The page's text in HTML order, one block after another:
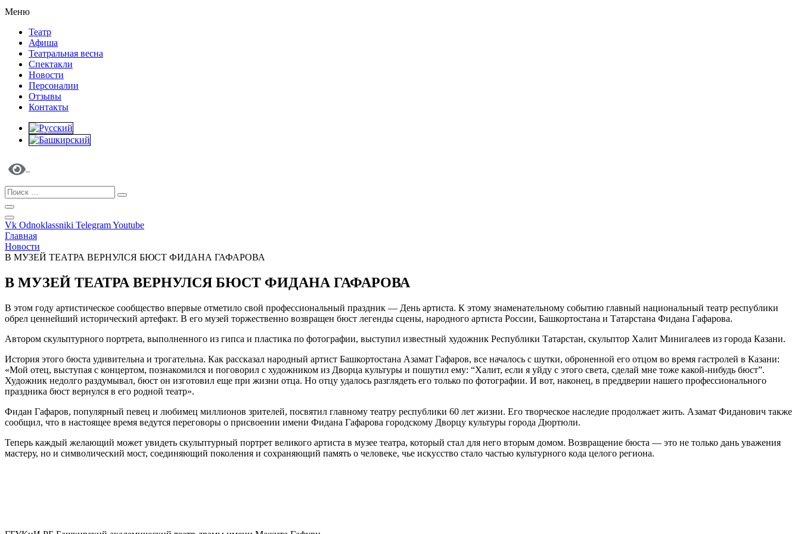
Меню
Театр
Афиша
Театральная весна
Спектакли
Новости
Персоналии
Отзывы
Контакты
Vk Odnoklassniki TelegramYoutube
Главная
Новости
В МУЗЕЙ ТЕАТРА ВЕРНУЛСЯ БЮСТ ФИДАНА ГАФАРОВА
В МУЗЕЙ ТЕАТРА ВЕРНУЛСЯ БЮСТ ФИДАНА ГАФАРОВА
В этом году артистическое сообщество впервые отметило свой профессиональный праздник — День артиста. К этому знаменательному событию главный национальный театр республики
обрел ценнейший исторический артефакт. В его музей торжественно возвращен бюст легенды сцены, народного артиста России, Башкортостана и Татарстана Фидана Гафарова.
Автором скульптурного портрета, выполненного из гипса и пластика по фотографии, выступил известный художник Республики Татарстан, скульптор Халит Минигалеев из города Казани.
История этого бюста удивительна и трогательна. Как рассказал народный артист Башкортостана Азамат Гафаров, все началось с шутки, оброненной его отцом во время гастролей в Казани:
«Мой отец, выступая с концертом, познакомился и поговорил с художником из Дворца культуры и пошутил ему: “Халит, если я уйду с этого света, сделай мне тоже какой-нибудь бюст”.
Художник недолго раздумывал, бюст он изготовил еще при жизни отца. Но отцу удалось разглядеть его только по фотографии. И вот, наконец, в преддверии нашего профессионального
праздника бюст вернулся в его родной театр».
Фидан Гафаров, популярный певец и любимец миллионов зрителей, посвятил главному театру республики 60 лет жизни. Его творческое наследие продолжает жить. Азамат Фиданович также
сообщил, что в настоящее время ведутся переговоры о присвоении имени Фидана Гафарова городскому Дворцу культуры города Дюртюли.
Теперь каждый желающий может увидеть скульптурный портрет великого артиста в музее театра, который стал для него вторым домом. Возвращение бюста — это не только дань уважения
мастеру, но и символический мост, соединяющий поколения и сохраняющий память о человеке, чье искусство стало частью культурного кода целого региона.